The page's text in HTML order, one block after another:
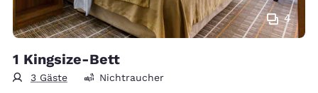
4
1 Kingsize-Bett
3 Gäste Nichtraucher